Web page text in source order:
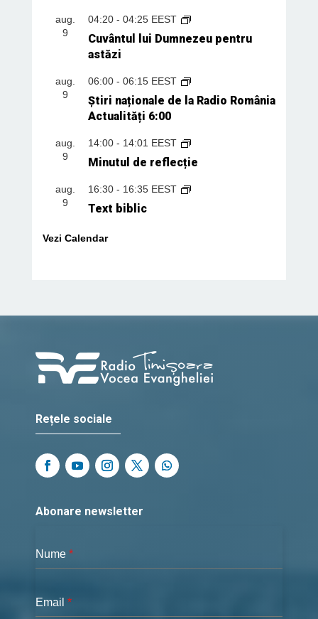
aug.
9
04:20- 04:25 EEST
Cuvântul lui Dumnezeu pentru
astăzi
aug.
9
06:00- 06:15 EEST
Știri naționale de la Radio România
Actualități 6:00
aug.
9
14:00- 14:01 EEST
Minutul de reflecție
aug.
9
16:30- 16:35 EEST
Text biblic
Vezi Calendar
Rețele sociale
Abonare newsletter
Nume *
Email *